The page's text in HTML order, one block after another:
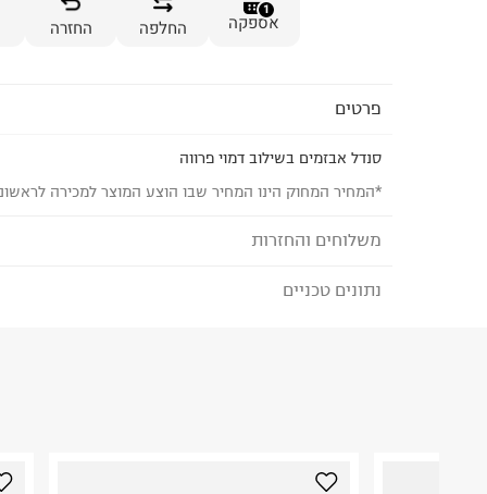
1
אספקה החלפה החזרה
פרטים
סנדל אבזמים בשילוב דמוי פרווה
*המחיר המחוק הינו המחיר שבו הוצע המוצר למכירה
משלוחים והחזרות
לבחירת בשיטת המשלוח המתאימה לכם,
נתונים טכניים